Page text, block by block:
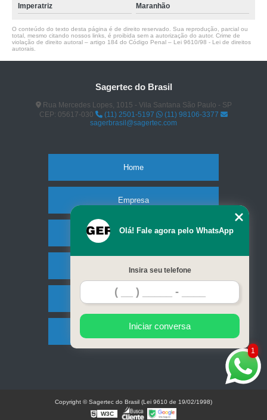
Imperatriz
Maranhão
O conteúdo do texto desta página é de direito reservado. Sua reprodução, parcial ou
total, mesmo citando nossos links, é proibida sem a autorização do autor. Crime de
violação de direito autoral – artigo 184 do Código Penal – Lei 9610/98 - Lei de direitos
autorais
Sagertec do Brasil
Rua Mercedes Lopes, 1015 - Vila Santana São Paulo - SP
CEP: 05617-030
(11) 2501-5197
(11) 98106-3377
sagerbrasil@sagertec.com
Home
Empresa
Missão
Serviços
Contato
Mapa do site
1
Olá! Fale agora pelo WhatsApp
Insira seu telefone
Iniciar conversa
Copyright © Sagertec do Brasil (Lei 9610 de 19/02/1998)
W3C